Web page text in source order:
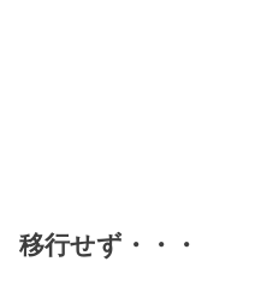
移行せず・・・